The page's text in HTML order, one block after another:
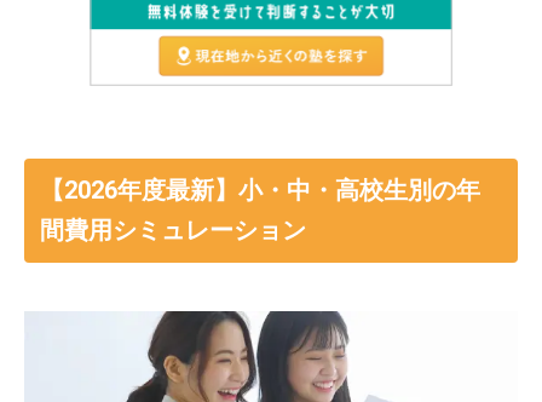
【2026年度最新】小・中・高校生別の年
間費用シミュレーション